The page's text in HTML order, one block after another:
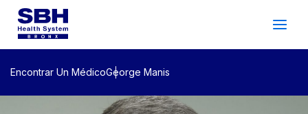
Servicios
Pacientes &Visitantes
Bienestar Comunitario
Encontrar Un MédicoGeorge Manis